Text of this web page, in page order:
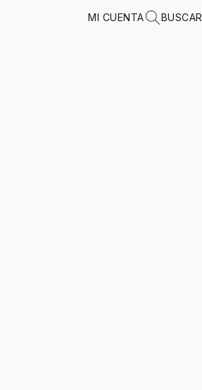
MI CUENTA BUSCAR